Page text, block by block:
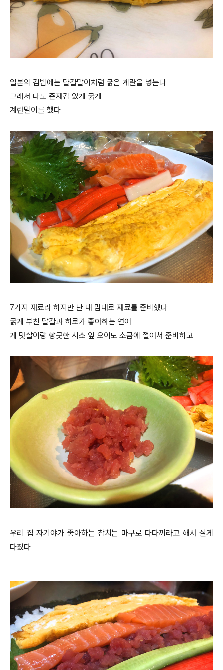
일본의 김밥에는 댤걀말이처럼 굵은 계란을 넣는다
그래서 나도 존재감 있게 굵게
계란말이를 했다
7가지 재료라 하지만 난 내 맘대로 재료를 준비했다
굵게 부친 달걀과 히로가 좋아하는 연어
게 맛살이랑 향긋한 시소 잎 오이도 소금에 절여서 준비하고
우리 집 자기야가 좋아하는 참치는 마구로 다다끼라고 해서 잘게
다졌다